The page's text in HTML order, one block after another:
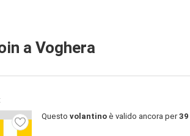
a Voghera
Questo volantino è valido ancora per39